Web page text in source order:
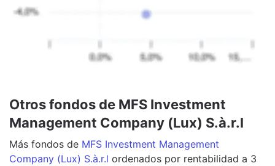
Otros fondos de MFS Investment
Management Company (Lux) S.à.r.l
Más fondos de MFS Investment Management
Company (Lux) S.à.r.l ordenados por rentabilidad a 3